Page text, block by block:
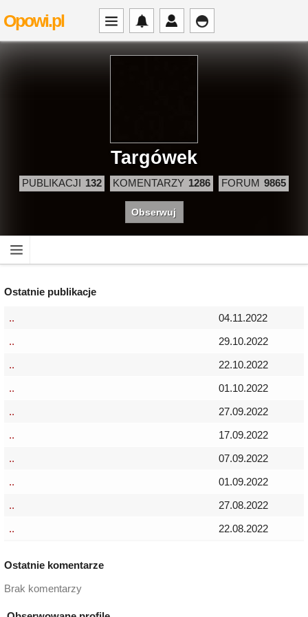
Opowi.pl
Targówek
PUBLIKACJI 132 KOMENTARZY 1286 FORUM 9865
Obserwuj
Ostatnie publikacje
..
04.11.2022
..
29.10.2022
..
22.10.2022
..
01.10.2022
..
27.09.2022
..
17.09.2022
..
07.09.2022
..
01.09.2022
..
27.08.2022
..
22.08.2022
Ostatnie komentarze
Brak komentarzy